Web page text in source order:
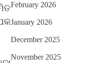
February 2026
January 2026
December 2025
November 2025